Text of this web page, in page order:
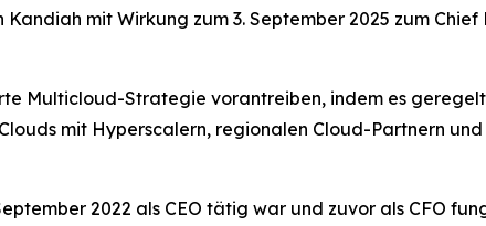
mit Wirkung zum 3. September 2025 zum
Multicloud-Strategie vorantreiben, indem es
mit Hyperscalern, regionalen Cloud-Partnern
2022 als CEO tätig war und zuvor als CFO